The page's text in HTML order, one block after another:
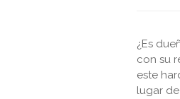
¿Es
con su
este
lugar